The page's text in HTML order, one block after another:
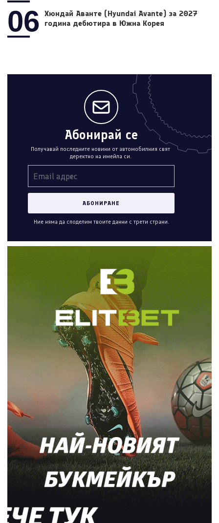
06
Хюндай Аванте (Hyundai Avante) за 2027
година дебютира в Южна Корея
Абонирай се
Получавай последните новини от автомобилния свят
деректно на имейла си.
Ние няма да споделим твоите данни с трети страни.